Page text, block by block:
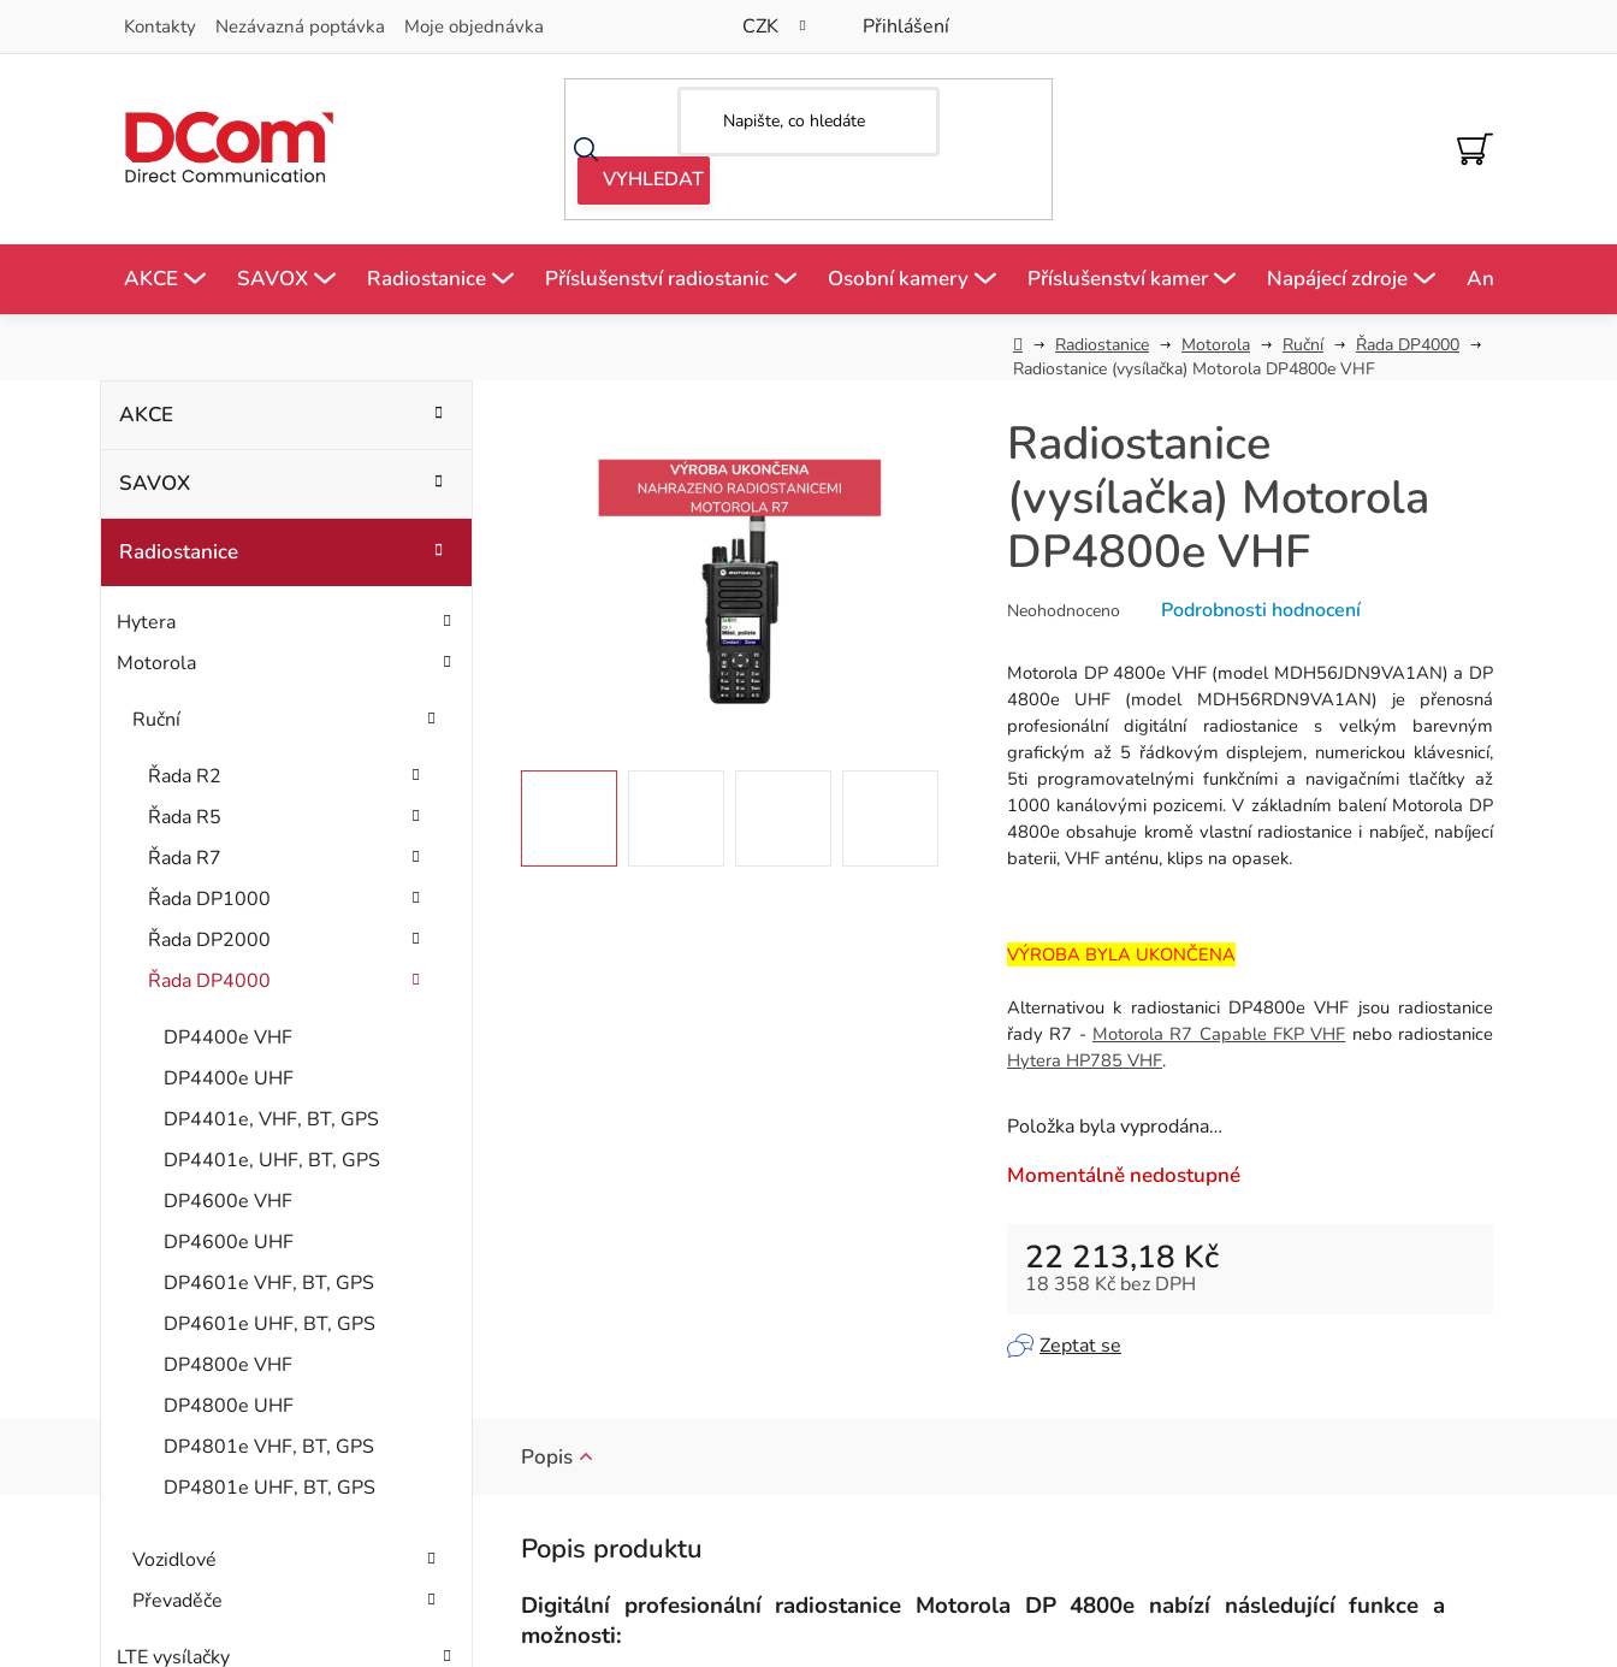
Kontakty Nezávazná poptávka Moje objednávka CZK Přihlášení
NÁKUPNÍ
KOŠÍK
AKCE SAVOX Radiostanice Příslušenství radiostanic Osobní kamery Příslušenství kamer Napájecí zdroje Antény
DomůRadiostanice Motorola Ruční
Řada DP4000
Radiostanice (vysílačka) Motorola DP4800e VHF
P
r
a
kategorie
g
r
AKCE
SAVOX
Radiostanice
Hytera
Motorola
Ruční
Řada R2
Řada R5
Řada R7
Řada DP1000
Řada DP2000
Řada DP4000
DP4400e VHF
DP4400e UHF
DP4401e, VHF, BT, GPS
DP4401e, UHF, BT, GPS
DP4600e VHF
DP4600e UHF
DP4601e VHF, BT, GPS
DP4601e UHF, BT, GPS
DP4800e VHF
DP4800e UHF
DP4801e VHF, BT, GPS
DP4801e UHF, BT, GPS
Vozidlové
Převaděče
LTE vysílačky
Radiostanice
(vysílačka) Motorola
DP4800e VHF
hodnocení
je
0,0
z
5
hvězdiček.
Neohodnoceno Podrobnosti hodnocení
Motorola DP 4800e VHF (model MDH56JDN9VA1AN) a DP
4800e UHF (model MDH56RDN9VA1AN) je přenosná
profesionální digitální radiostanice s velkým barevným
grafickým až 5 řádkovým displejem, numerickou klávesnicí,
5ti programovatelnými funkčními a navigačními tlačítky až
1000 kanálovými pozicemi. V základním balení Motorola DP
4800e obsahuje kromě vlastní radiostanice i nabíječ, nabíjecí
baterii, VHF anténu, klips na opasek.
VÝROBA BYLA UKONČENA
Alternativou k radiostanici DP4800e VHF jsou radiostanice
řady R7 - Motorola R7 Capable FKP VHF nebo radiostanice
Hytera HP785 VHF.
Položka byla vyprodána…
Momentálně nedostupné
22 213,18 Kč
18 358 Kč bez DPH
Zeptat se
Popis
Digitální profesionální radiostanice Motorola DP 4800e nabízí následující funkce a
možnosti: